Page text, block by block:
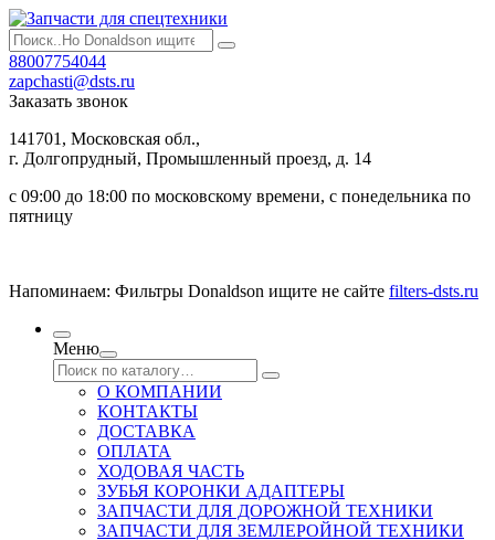
88007754044
zapchasti@dsts.ru
Заказать звонок
141701, Московская обл.,
г. Долгопрудный, Промышленный проезд, д. 14
с 09:00 до 18:00 по московскому времени, с понедельника по
пятницу
Напоминаем: Фильтры Donaldson ищите не сайте filters-dsts.ru
Меню
О КОМПАНИИ
КОНТАКТЫ
ДОСТАВКА
ОПЛАТА
ХОДОВАЯ ЧАСТЬ
ЗУБЬЯ КОРОНКИ АДАПТЕРЫ
ЗАПЧАСТИ ДЛЯ ДОРОЖНОЙ ТЕХНИКИ
ЗАПЧАСТИ ДЛЯ ЗЕМЛЕРОЙНОЙ ТЕХНИКИ